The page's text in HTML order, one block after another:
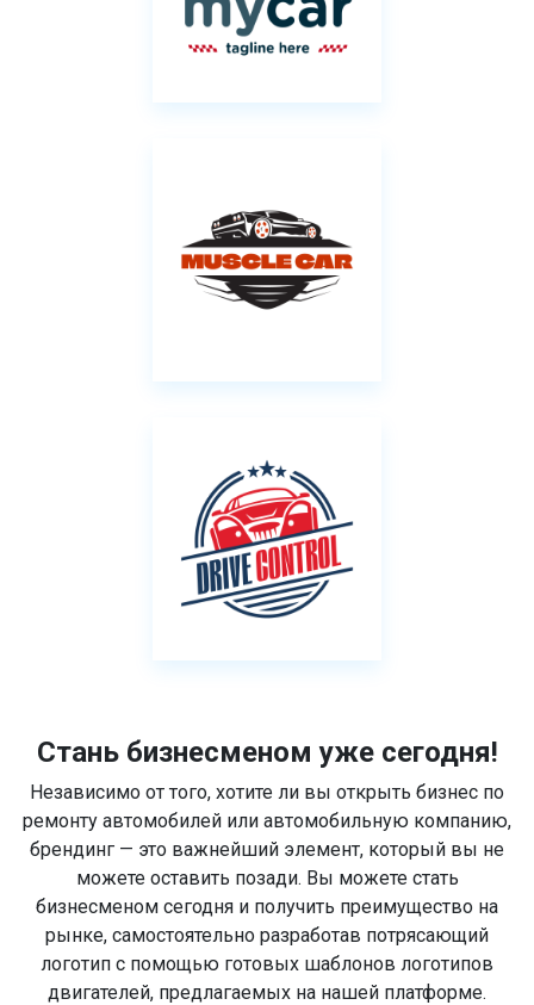
Стань бизнесменом уже сегодня!
Независимо от того, хотите ли вы открыть бизнес по
ремонту автомобилей или автомобильную компанию,
брендинг — это важнейший элемент, который вы не
можете оставить позади. Вы можете стать
бизнесменом сегодня и получить преимущество на
рынке, самостоятельно разработав потрясающий
логотип с помощью готовых шаблонов логотипов
двигателей, предлагаемых на нашей платформе.